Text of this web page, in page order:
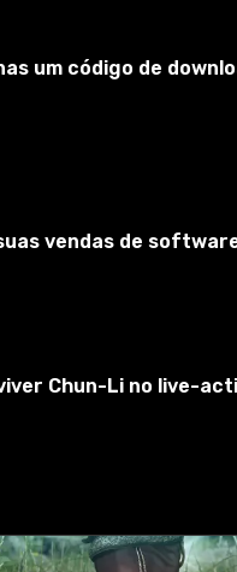
ser adotada). Além
um código de
vendas de
Chun-Li no live-